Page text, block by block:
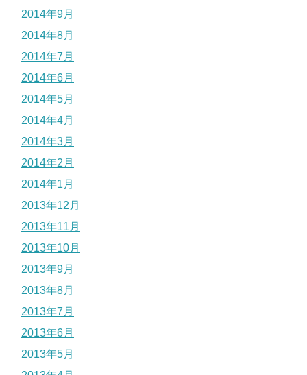
2014年9月
2014年8月
2014年7月
2014年6月
2014年5月
2014年4月
2014年3月
2014年2月
2014年1月
2013年12月
2013年11月
2013年10月
2013年9月
2013年8月
2013年7月
2013年6月
2013年5月